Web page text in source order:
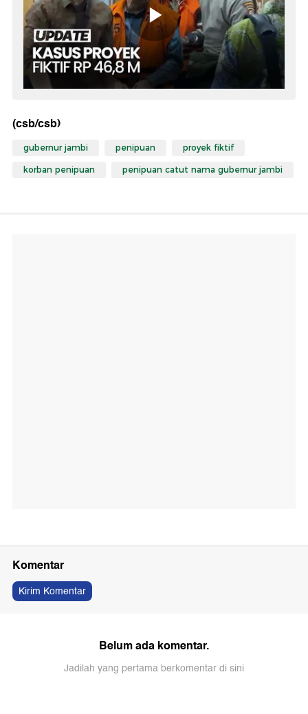
(csb/csb)
gubernur jambi penipuan proyek fiktif
korban penipuan penipuan catut nama gubernur jambi
Komentar
Kirim Komentar
Belum ada komentar.
Jadilah yang pertama berkomentar di sini